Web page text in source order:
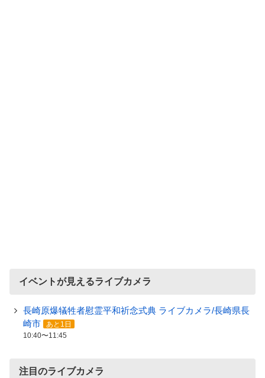
イベントが見えるライブカメラ
長崎原爆犠牲者慰霊平和祈念式典 ライブカメラ/長崎県長
崎市
あと1日
10:40〜11:45
注目のライブカメラ